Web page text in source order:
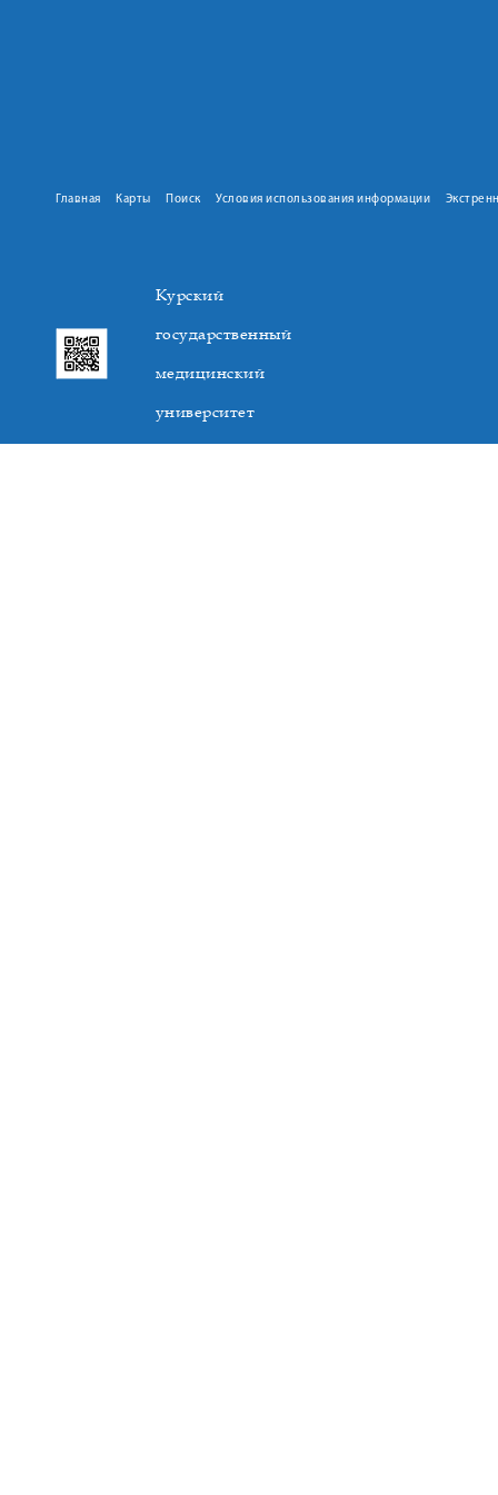
Главная Карты Поиск Условия использования информации
Курский
государственный
медицинский
университет